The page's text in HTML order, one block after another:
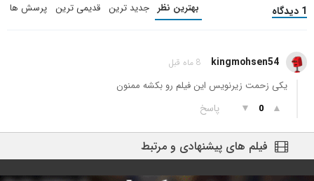
1 دیدگاه بهترین نظر جدید ترین قدیمی ترین پرسش ها
kingmohsen54 8 ماه قبل
یکی زحمت زیرنویس این فیلم رو بکشه ممنون
▲
0
▼ پاسخ
فیلم های پیشنهادی و مرتبط